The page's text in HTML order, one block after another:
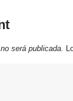
será publicada.